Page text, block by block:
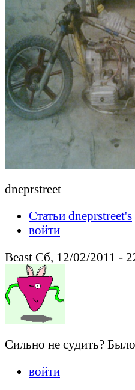
dneprstreet
Статьи dneprstreet's
войти
Beast Сб, 12/02/2011 -
Сильно не судить?
войти